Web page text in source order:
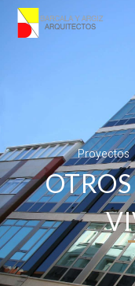
Proyectos